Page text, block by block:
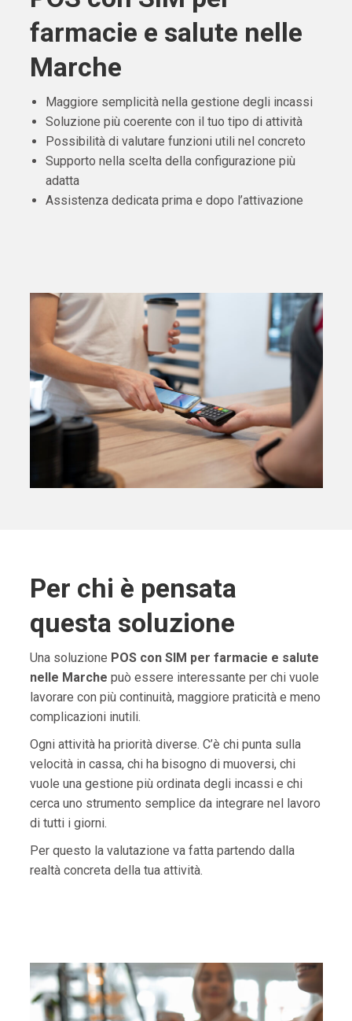
farmacie e salute nelle
Marche
Maggiore semplicità nella gestione degli incassi
Soluzione più coerente con il tuo tipo di attività
Possibilità di valutare funzioni utili nel concreto
Supporto nella scelta della configurazione più
adatta
Assistenza dedicata prima e dopo l’attivazione
Per chi è pensata
questa soluzione
Una soluzione POS con SIM per farmacie e salute
nelle Marche può essere interessante per chi vuole
lavorare con più continuità, maggiore praticità e meno
complicazioni inutili.
Ogni attività ha priorità diverse. C’è chi punta sulla
velocità in cassa, chi ha bisogno di muoversi, chi
vuole una gestione più ordinata degli incassi e chi
cerca uno strumento semplice da integrare nel lavoro
di tutti i giorni.
Per questo la valutazione va fatta partendo dalla
realtà concreta della tua attività.